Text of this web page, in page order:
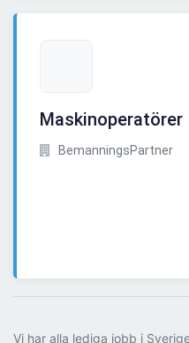
Maskinoperatörer
BemanningsPartner
Vi har alla lediga jobb i